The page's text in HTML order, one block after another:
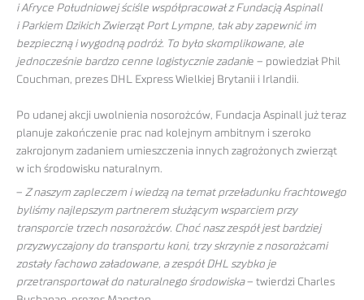
i Afryce Południowej ściśle współpracował z Fundacją Aspinall
i Parkiem Dzikich Zwierząt Port Lympne, tak aby zapewnić im
bezpieczną i wygodną podróż. To było skomplikowane, ale
jednocześnie bardzo cenne logistycznie zadanie – powiedział Phil
Couchman, prezes DHL Express Wielkiej Brytanii i Irlandii.
Po udanej akcji uwolnienia nosorożców, Fundacja Aspinall już teraz
planuje zakończenie prac nad kolejnym ambitnym i szeroko
zakrojonym zadaniem umieszczenia innych zagrożonych zwierząt
w ich środowisku naturalnym.
– Z naszym zapleczem i wiedzą na temat przeładunku frachtowego
byliśmy najlepszym partnerem służącym wsparciem przy
transporcie trzech nosorożców. Choć nasz zespół jest bardziej
przyzwyczajony do transportu koni, trzy skrzynie z nosorożcami
zostały fachowo załadowane, a zespół DHL szybko je
przetransportował do naturalnego środowiska– twierdzi Charles